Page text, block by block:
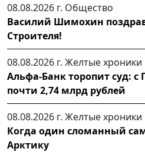
08.08.2026 г. Общество
Василий Шимохин
Строителя!
08.08.2026 г. Желтые хроники
Альфа-Банк торопит суд:
почти 2,74 млрд рублей
08.08.2026 г. Желтые хроники
Когда один сломанный
Арктику